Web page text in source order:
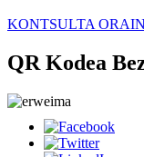
KONTSULTA ORAIN
QR Kodea